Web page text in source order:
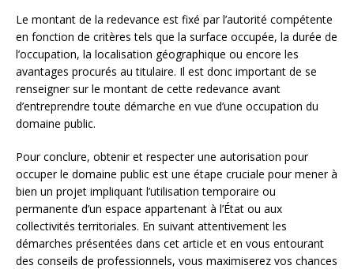
Le montant de la redevance est fixé par l’autorité compétente
en fonction de critères tels que la surface occupée, la durée de
l’occupation, la localisation géographique ou encore les
avantages procurés au titulaire. Il est donc important de se
renseigner sur le montant de cette redevance avant
d’entreprendre toute démarche en vue d’une occupation du
domaine public.
Pour conclure, obtenir et respecter une autorisation pour
occuper le domaine public est une étape cruciale pour mener à
bien un projet impliquant l’utilisation temporaire ou
permanente d’un espace appartenant à l’État ou aux
collectivités territoriales. En suivant attentivement les
démarches présentées dans cet article et en vous entourant
des conseils de professionnels, vous maximiserez vos chances